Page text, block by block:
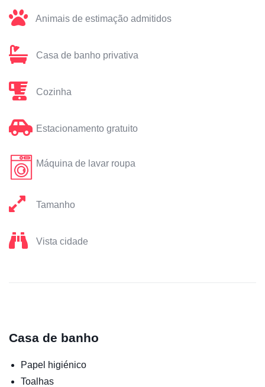
Animais de estimação admitidos
Casa de banho privativa
Cozinha
Estacionamento gratuito
Máquina de lavar roupa
Tamanho
Vista cidade
Casa de banho
Papel higiénico
Toalhas